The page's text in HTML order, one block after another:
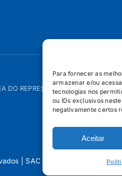
Para fornecer as
armazenar e/ou
tecnologias nos
ou IDs exclusivos
negativamente certos
Aceitar
DO REPRESENTANTE – B2B
| SAC 0800 160 5656